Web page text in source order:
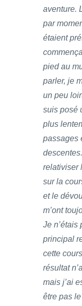
aventure.
par
étaient
pied au
parler, je
un peu
suis posé
plus
passages
relativiser
sur la
et le
m’ont
Je n’étais
principal
cette
résultat
mais j’ai
être pas